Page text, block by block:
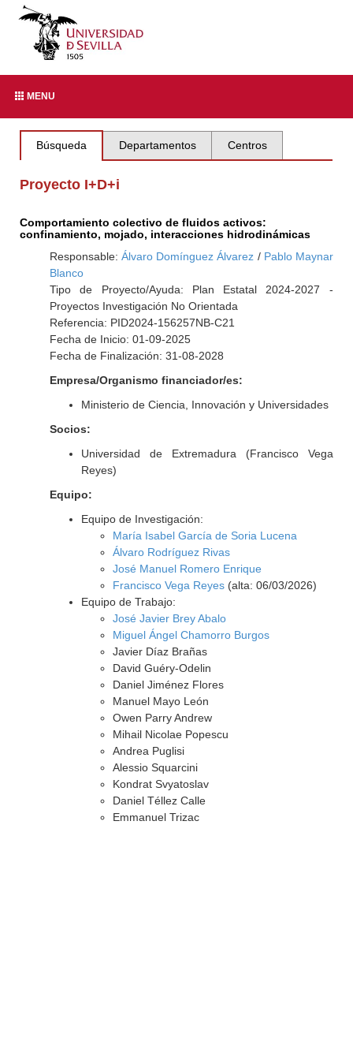
MENU
Búsqueda Departamentos Centros
Proyecto I+D+i
Comportamiento colectivo de fluidos activos:
confinamiento, mojado, interacciones hidrodinámicas
Responsable:Álvaro Domínguez Álvarez / Pablo Maynar
Blanco
Tipo de Proyecto/Ayuda: Plan Estatal 2024-2027 -
Proyectos Investigación No Orientada
Referencia: PID2024-156257NB-C21
Fecha de Inicio: 01-09-2025
Fecha de Finalización: 31-08-2028
Empresa/Organismo financiador/es:
Ministerio de Ciencia, Innovación y Universidades
Socios:
Universidad de Extremadura (Francisco Vega
Reyes)
Equipo:
Equipo de Investigación:
María Isabel García de Soria Lucena
Álvaro Rodríguez Rivas
José Manuel Romero Enrique
Francisco Vega Reyes(alta: 06/03/2026)
Equipo de Trabajo:
José Javier Brey Abalo
Miguel Ángel Chamorro Burgos
Javier Díaz Brañas
David Guéry-Odelin
Daniel Jiménez Flores
Manuel Mayo León
Owen Parry Andrew
Mihail Nicolae Popescu
Andrea Puglisi
Alessio Squarcini
Kondrat Svyatoslav
Daniel Téllez Calle
Emmanuel Trizac